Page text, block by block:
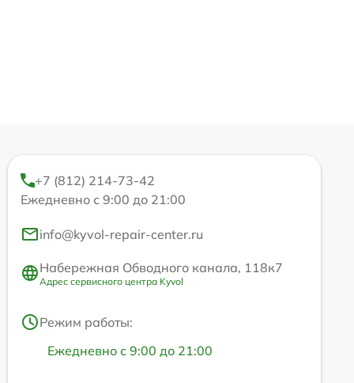
+7 (812) 214-73-42
Ежедневно с 9:00 до 21:00
info@kyvol-repair-center.ru
Набережная Обводного канала, 118к7
Адрес сервисного центра Kyvol
Режим работы:
Ежедневно с 9:00 до 21:00